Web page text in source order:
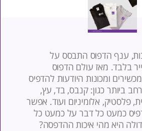
הדפוס התבסס על
מאז עולם הדפוס
היודעות להדפיס
כגון: קנבס, בד, עץ,
אלומיניום ועוד. אפשר
כל דבר על כמעט כל
מהי איכות ההדפסה?